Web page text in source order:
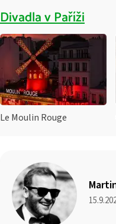
Divadla v Paříži
Le Moulin Rouge